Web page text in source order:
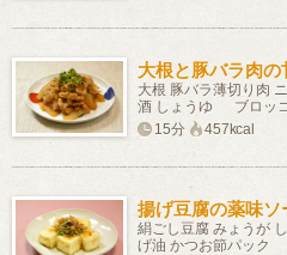
大根と豚バラ肉の
大根 豚バラ薄切り肉
酒 しょうゆ ブロッ
15分
457kcal
揚げ豆腐の薬味ソ
絹ごし豆腐 みょうが
げ油 かつお節パック